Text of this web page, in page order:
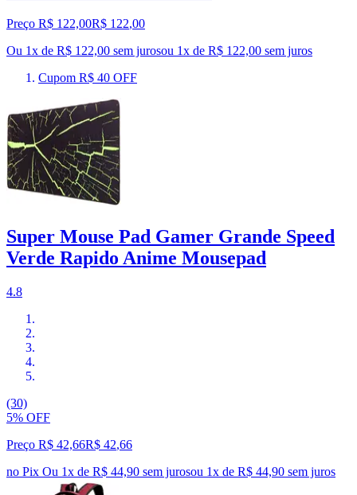
Preço R$ 122,00R$ 122,00
Ou 1x de R$ 122,00 sem jurosou 1x de R$ 122,00 sem juros
Cupom R$ 40 OFF
Super Mouse Pad Gamer Grande Speed
Verde Rapido Anime Mousepad
4.8
(30)
5% OFF
Preço R$ 42,66R$ 42,66
no Pix Ou 1x de R$ 44,90 sem jurosou 1x de R$ 44,90 sem juros